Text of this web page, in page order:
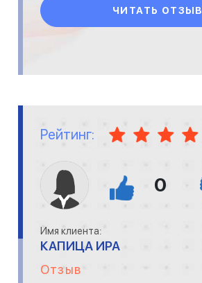
ЧИТАТЬ ОТЗЫВ
Рейтинг:
0
Имя клиента:
КАПИЦА ИРА
Отзыв